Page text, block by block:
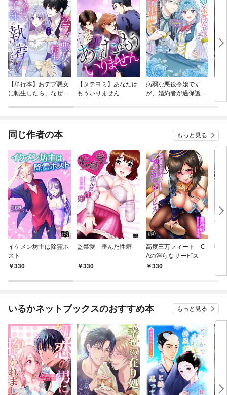
【単行本】おデブ悪女
に転生したら、なぜか
【タテヨミ】あなたは
もういりません
病弱な悪役令嬢です
が、婚約者が過保護す
同じ作者の本 もっと見る
イケメン坊主は除霊ホ
スト
330
監禁愛 歪んだ性癖
330
高度三万フィート C
Aの淫らなサービス
330
明
いるかネットブックスのおすすめ本 もっと見る